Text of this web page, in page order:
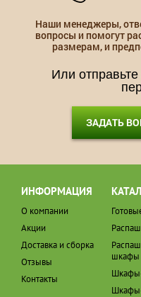
Наши менеджеры,
вопросы и помогут
размерам, и
Или
ЗАДАТЬ
ИНФОРМАЦИЯ
О компании
Акции
Доставка и сборка
Отзывы
Контакты
шкафы